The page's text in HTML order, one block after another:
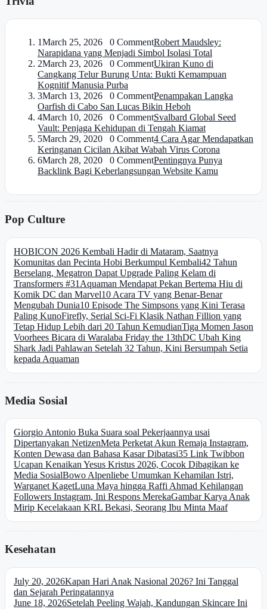
1March 25, 2026 0 CommentRobert Maudsley:
Narapidana yang Menjadi Simbol Isolasi Total
2March 23, 2026 0 CommentUkiran Kuno di
Cangkang Telur Burung Unta: Bukti Kemampuan
Kognitif Manusia Purba
3March 13, 2026 0 CommentPenampakan Langka
Oarfish di Cabo San Lucas Bikin Heboh
4March 10, 2026 0 CommentSvalbard Global Seed
Vault: Penjaga Kehidupan di Tengah Kiamat
5March 29, 2020 0 Comment4 Cara Agar Mendapatkan
Keringanan Cicilan Akibat Wabah Virus Corona
6March 28, 2020 0 CommentPentingnya Punya
Backlink Bagi Keberlangsungan Website Kamu
Pop Culture
HOBICON 2026 Kembali Hadir di Mataram, Saatnya
Komunitas dan Pecinta Hobi Berkumpul Kembali42 Tahun
Berselang, Megatron Dapat Upgrade Paling Kelam di
Transformers #31 Aquaman Mendapat Pekan Bertema Hiu di
Komik DC dan Marvel10 Acara TV yang Benar-Benar
Mengubah Dunia10 Episode The Simpsons yang Kini Terasa
Paling KunoFirefly, Serial Sci-Fi Klasik Nathan Fillion yang
Tetap Hidup Lebih dari 20 Tahun KemudianTiga Momen Jason
Voorhees Bicara di Waralaba Friday the 13thDC Ubah King
Shark Jadi Pahlawan Setelah 32 Tahun, Kini Bersumpah Setia
kepada Aquaman
Media Sosial
Giorgio Antonio Buka Suara soal Pekerjaannya usai
Dipertanyakan NetizenMeta Perketat Akun Remaja Instagram,
Konten Dewasa dan Bahasa Kasar Dibatasi35 Link Twibbon
Ucapan Kenaikan Yesus Kristus 2026, Cocok Dibagikan ke
Media SosialBowo Alpenliebe Umumkan Kehamilan Istri,
Warganet KagetLuna Maya hingga Raffi Ahmad Kehilangan
Followers Instagram, Ini Respons MerekaGambar Karya Anak
Mirip Kecelakaan KRL Bekasi, Seorang Ibu Minta Maaf
Kesehatan
July 20, 2026Kapan Hari Anak Nasional 2026? Ini Tanggal
dan Sejarah Peringatannya
June 18, 2026Setelah Peeling Wajah, Kandungan Skincare Ini